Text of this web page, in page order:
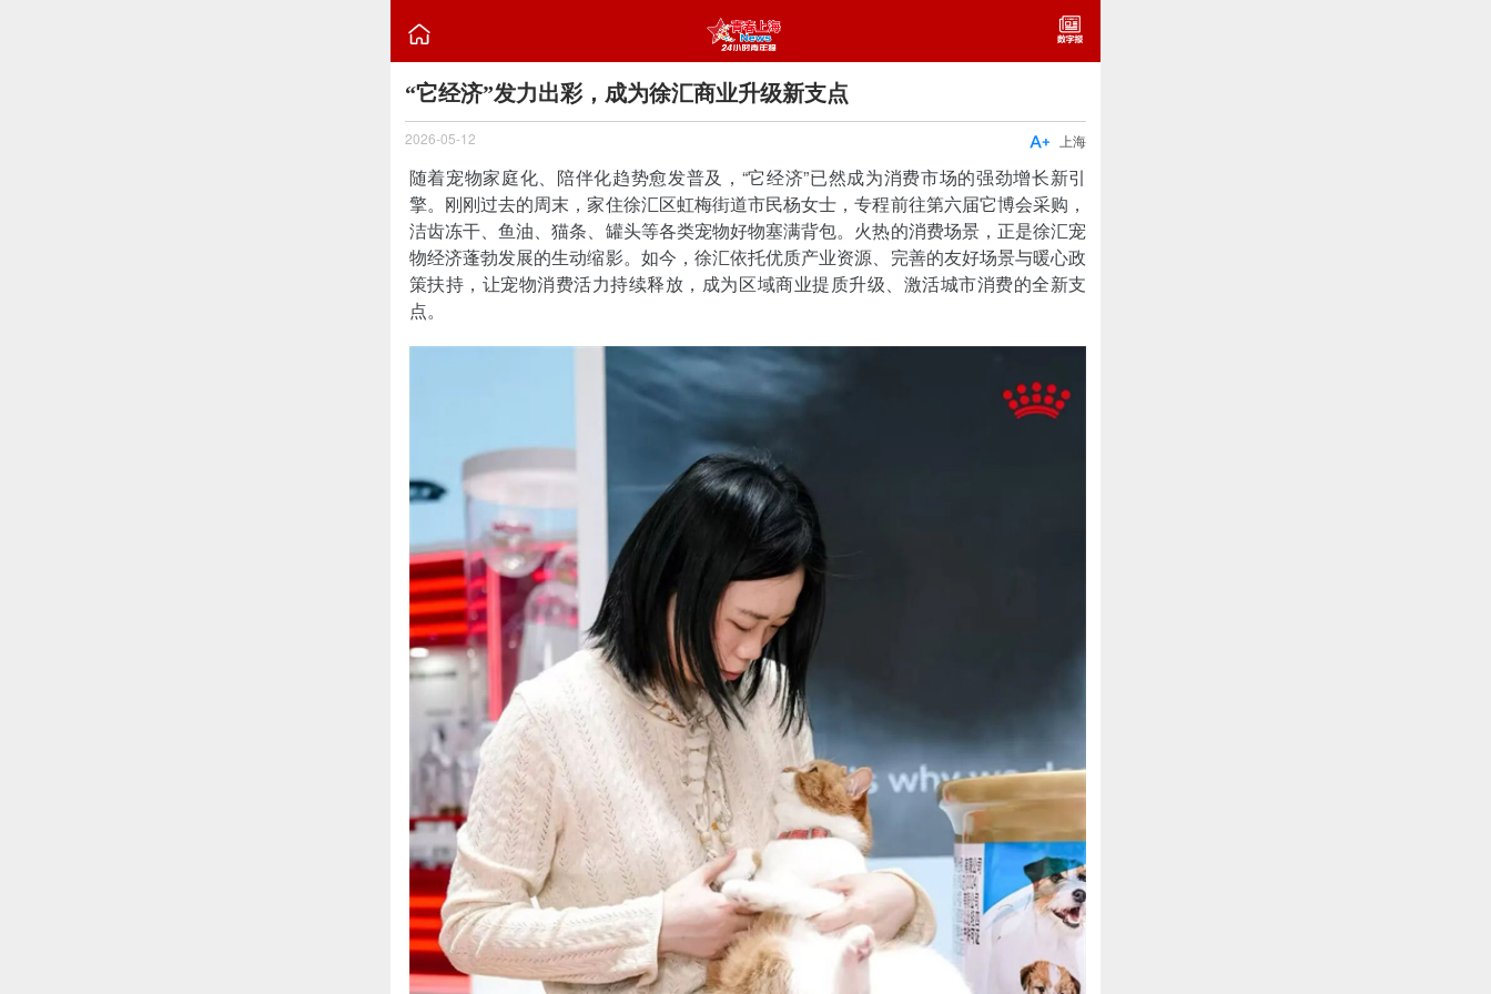

“它经济”发力出彩，成为徐汇商业升级新支点
2026-05-12 上海

随着宠物家庭化、陪伴化趋势愈发普及，“它经济”已然成为消费市场的强劲增长新引
擎。刚刚过去的周末，家住徐汇区虹梅街道市民杨女士，专程前往第六届它博会采购，
洁齿冻干、鱼油、猫条、罐头等各类宠物好物塞满背包。火热的消费场景，正是徐汇宠
物经济蓬勃发展的生动缩影。如今，徐汇依托优质产业资源、完善的友好场景与暖心政
策扶持，让宠物消费活力持续释放，成为区域商业提质升级、激活城市消费的全新支
点。